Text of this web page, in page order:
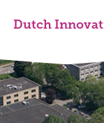
Dutch